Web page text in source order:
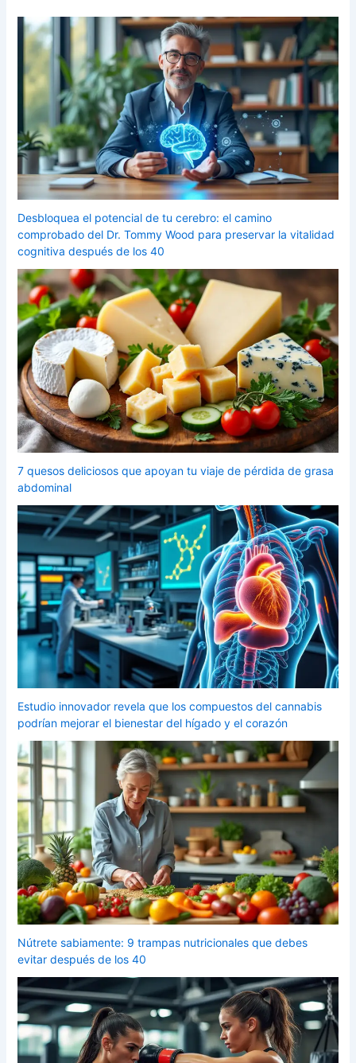
Desbloquea el potencial de tu cerebro: el camino
comprobado del Dr. Tommy Wood para preservar la vitalidad
cognitiva después de los 40
7 quesos deliciosos que apoyan tu viaje de pérdida de grasa
abdominal
Estudio innovador revela que los compuestos del cannabis
podrían mejorar el bienestar del hígado y el corazón
Nútrete sabiamente: 9 trampas nutricionales que debes
evitar después de los 40